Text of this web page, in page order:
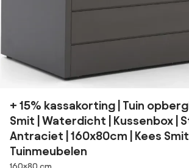
+ 15% kassakorting | Tuin
Smit | Waterdicht | Kussenbox |
Antraciet | 160x80cm | Kees Smit
Tuinmeubelen
Afmetingen